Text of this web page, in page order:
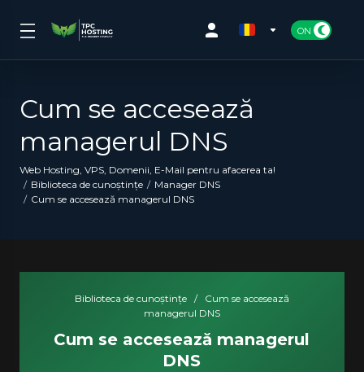
Cum se accesează
managerul DNS
Web Hosting, VPS, Domenii, E-Mail pentru afacerea ta!
Biblioteca de cunoștințe
Manager DNS
Cum se accesează managerul DNS
Biblioteca de cunoștințe /
Cum se accesează
managerul DNS
Cum se accesează managerul
DNS